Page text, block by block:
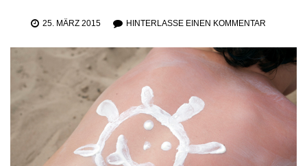
25. MÄRZ 2015 HINTERLASSE EINEN KOMMENTAR